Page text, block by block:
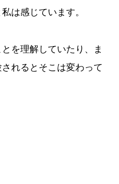
は感じています。
を理解していたり、ま
れるとそこは変わって